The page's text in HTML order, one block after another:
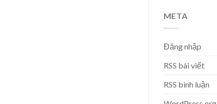
META
Đăng nhập
RSS bài viết
RSS bình luận